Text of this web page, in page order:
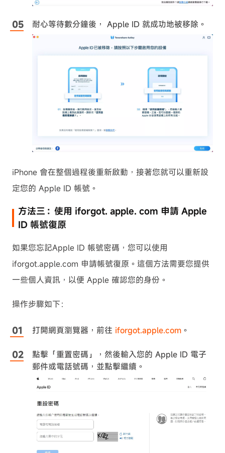
耐心等待數分鐘後， Apple ID 就成功地被移除。
iPhone 會在整個過程後重新啟動，接著您就可以重新設
定您的 Apple ID 帳號。
方法三：使用 iforgot. apple. com 申請 Apple
ID 帳號復原
如果您忘記Apple ID 帳號密碼，您可以使用
iforgot.apple.com 申請帳號復原。這個方法需要您提供
一些個人資訊，以便 Apple 確認您的身份。
操作步驟如下：
打開網頁瀏覽器，前往 iforgot.apple.com 。
點擊「重置密碼」，然後輸入您的 Apple ID 電子
郵件或電話號碼，並點擊繼續。